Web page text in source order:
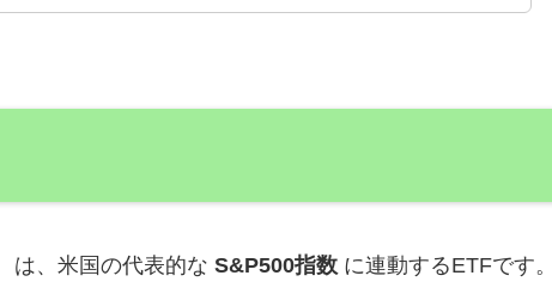
は、米国の代表的な S&P500指数に連動するETFです。